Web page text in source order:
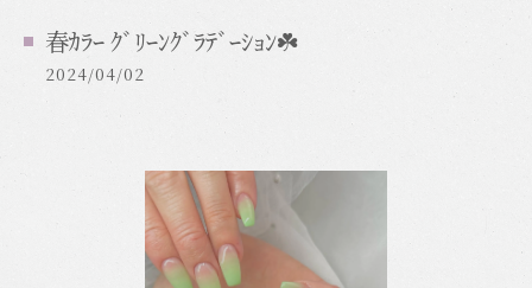
春ｶﾗｰ ｸﾞﾘｰﾝｸﾞﾗﾃﾞｰｼｮﾝ☘️
2024/04/02